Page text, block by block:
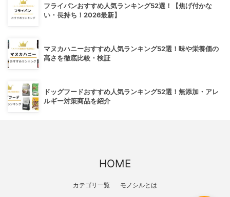
フライパンおすすめ人気ランキング52選！【焦げ付かな
い・長持ち！2026最新】
マヌカハニーおすすめ人気ランキング52選！味や栄養価の
高さを徹底比較・検証
ドッグフードおすすめ人気ランキング52選！無添加・アレ
ルギー対策商品を紹介
HOME
カテゴリ一覧 モノシルとは